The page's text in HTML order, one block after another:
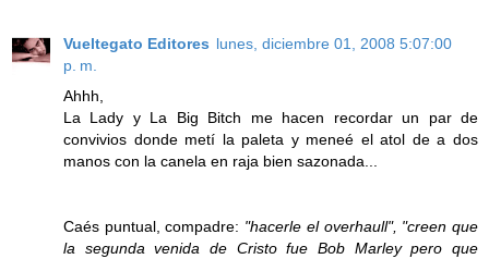
Vueltegato Editores lunes, diciembre 01, 2008 5:07:00
p. m.
Ahhh,
La Lady y La Big Bitch me hacen recordar un par de
convivios donde metí la paleta y meneé el atol de a dos
manos con la canela en raja bien sazonada...
Caés puntual, compadre: "hacerle el overhaull", "creen que
la segunda venida de Cristo fue Bob Marley pero que